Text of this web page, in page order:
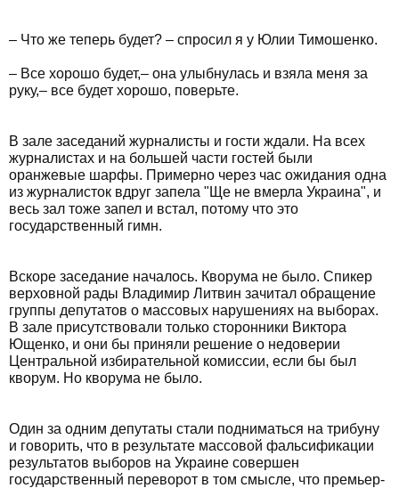
– Что же теперь будет? – спросил я у Юлии Тимошенко.
– Все хорошо будет,– она улыбнулась и взяла меня за
руку,– все будет хорошо, поверьте.
В зале заседаний журналисты и гости ждали. На всех
журналистах и на большей части гостей были
оранжевые шарфы. Примерно через час ожидания одна
из журналисток вдруг запела "Ще не вмерла Украина", и
весь зал тоже запел и встал, потому что это
государственный гимн.
Вскоре заседание началось. Кворума не было. Спикер
верховной рады Владимир Литвин зачитал обращение
группы депутатов о массовых нарушениях на выборах.
В зале присутствовали только сторонники Виктора
Ющенко, и они бы приняли решение о недоверии
Центральной избирательной комиссии, если бы был
кворум. Но кворума не было.
Один за одним депутаты стали подниматься на трибуну
и говорить, что в результате массовой фальсификации
результатов выборов на Украине совершен
государственный переворот в том смысле, что премьер-